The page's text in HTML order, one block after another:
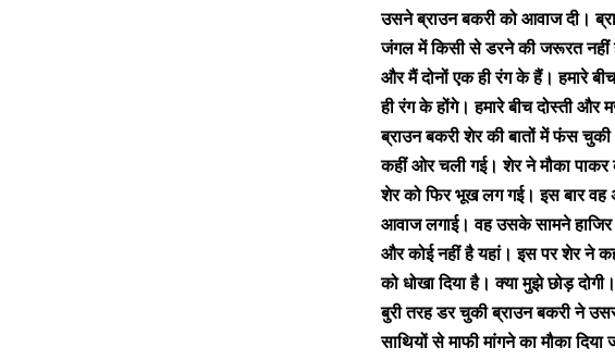
उसने ब्राउन बकरी को आवाज दी।
जंगल में किसी से डरने की जरूरत
और मैं दोनों एक ही रंग के हैं। हमारे
ही रंग के होंगे। हमारे बीच दोस्ती और
ब्राउन बकरी शेर की बातों में फंस
कहीं ओर चली गई। शेर ने मौका पाकर
शेर को फिर भूख लग गई। इस बार वह
आवाज लगाई। वह उसके सामने
और कोई नहीं है यहां। इस पर शेर ने
को धोखा दिया है। क्या मुझे छोड़
बुरी तरह डर चुकी ब्राउन बकरी ने
साथियों से माफी मांगने का मौका